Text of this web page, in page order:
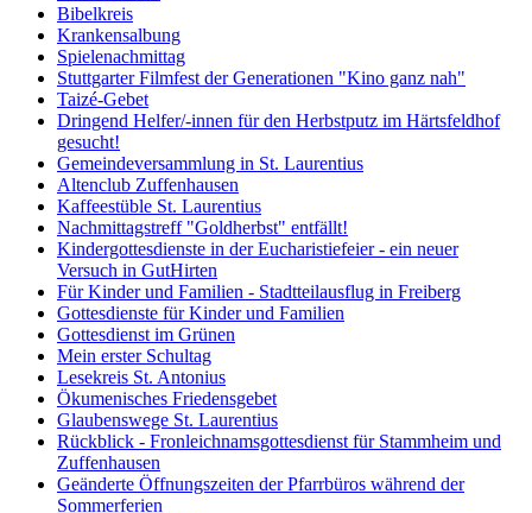
Bibelkreis
Krankensalbung
Spielenachmittag
Stuttgarter Filmfest der Generationen "Kino ganz nah"
Taizé-Gebet
Dringend Helfer/-innen für den Herbstputz im Härtsfeldhof
gesucht!
Gemeindeversammlung in St. Laurentius
Altenclub Zuffenhausen
Kaffeestüble St. Laurentius
Nachmittagstreff "Goldherbst" entfällt!
Kindergottesdienste in der Eucharistiefeier - ein neuer
Versuch in GutHirten
Für Kinder und Familien - Stadtteilausflug in Freiberg
Gottesdienste für Kinder und Familien
Gottesdienst im Grünen
Mein erster Schultag
Lesekreis St. Antonius
Ökumenisches Friedensgebet
Glaubenswege St. Laurentius
Rückblick - Fronleichnamsgottesdienst für Stammheim und
Zuffenhausen
Geänderte Öffnungszeiten der Pfarrbüros während der
Sommerferien